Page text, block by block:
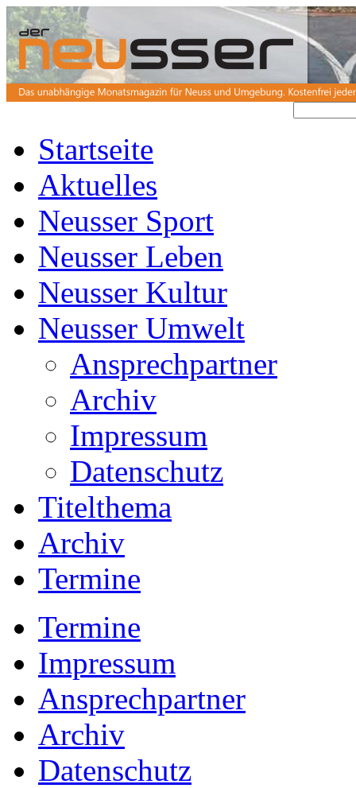
Startseite
Aktuelles
Neusser Sport
Neusser Leben
Neusser Kultur
Neusser Umwelt
Ansprechpartner
Archiv
Impressum
Datenschutz
Titelthema
Archiv
Termine
Termine
Impressum
Ansprechpartner
Archiv
Datenschutz